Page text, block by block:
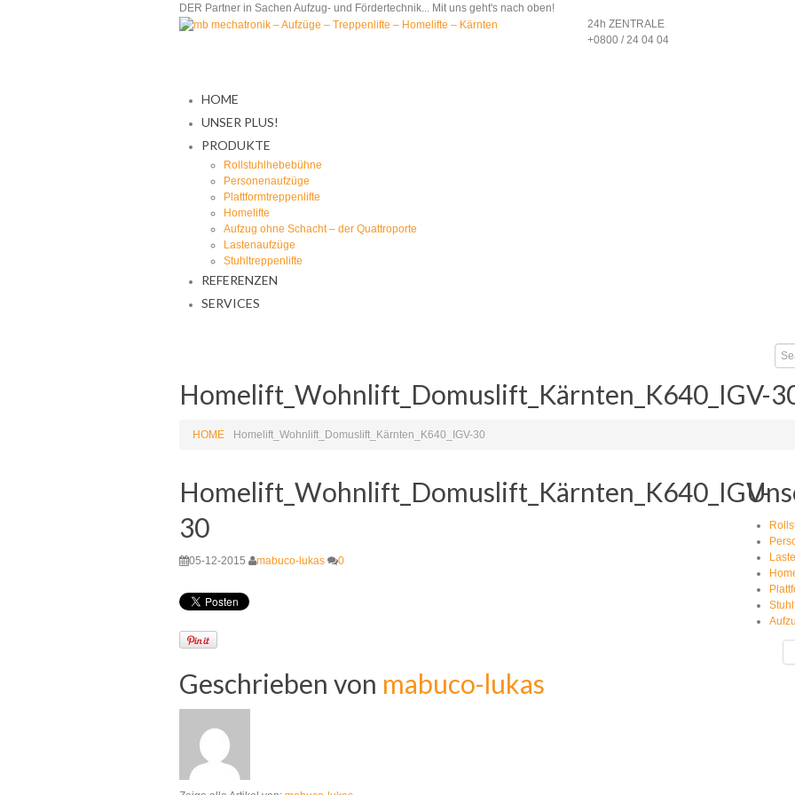
DER Partner in Sachen Aufzug- und Fördertechnik... Mit uns geht's nach oben!
24h ZENTRALE
+0800 / 24 04 04
HOME
UNSER PLUS!
PRODUKTE
Rollstuhlhebebühne
Personenaufzüge
Plattformtreppenlifte
Homelifte
Aufzug ohne Schacht – der Quattroporte
Lastenaufzüge
Stuhltreppenlifte
REFERENZEN
SERVICES
Homelift_Wohnlift_Domuslift_Kärnten_K640_IGV-
HOME Homelift_Wohnlift_Domuslift_Kärnten_K640_IGV-30
Homelift_Wohnlift_Domuslift_Kärnten_K640_IGV-
30
05-12-2015 mabuco-lukas 0
Geschrieben von mabuco-lukas